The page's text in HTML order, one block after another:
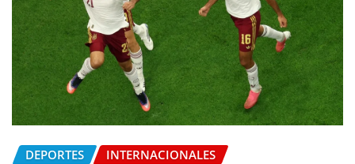
DEPORTES INTERNACIONALES